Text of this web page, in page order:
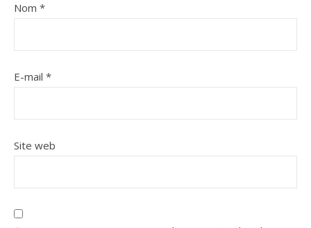
Nom *
E-mail *
Site web